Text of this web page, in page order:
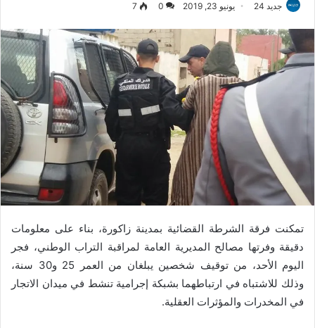
جديد 24 يونيو 23, 2019 0
7
تمكنت فرقة الشرطة القضائية بمدينة زاكورة، بناء على معلومات
دقيقة وفرتها مصالح المديرية العامة لمراقبة التراب الوطني، فجر
اليوم الأحد، من توقيف شخصين يبلغان من العمر 25 و30 سنة،
وذلك للاشتباه في ارتباطهما بشبكة إجرامية تنشط في ميدان الاتجار
في المخدرات والمؤثرات العقلية.